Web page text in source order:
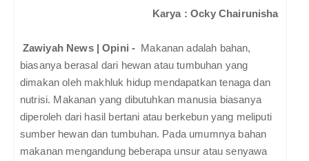
Karya : Ocky Chairunisha
Zawiyah News | Opini - Makanan adalah bahan,
biasanya berasal dari hewan atau tumbuhan yang
dimakan oleh makhluk hidup mendapatkan tenaga dan
nutrisi. Makanan yang dibutuhkan manusia biasanya
diperoleh dari hasil bertani atau berkebun yang meliputi
sumber hewan dan tumbuhan. Pada umumnya bahan
makanan mengandung beberapa unsur atau senyawa